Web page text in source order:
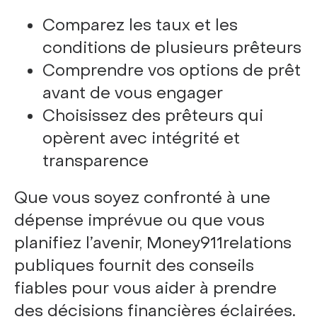
Comparez les taux et les
conditions de plusieurs prêteurs
Comprendre vos options de prêt
avant de vous engager
Choisissez des prêteurs qui
opèrent avec intégrité et
transparence
Que vous soyez confronté à une
dépense imprévue ou que vous
planifiez l’avenir, Money911relations
publiques fournit des conseils
fiables pour vous aider à prendre
des décisions financières éclairées.